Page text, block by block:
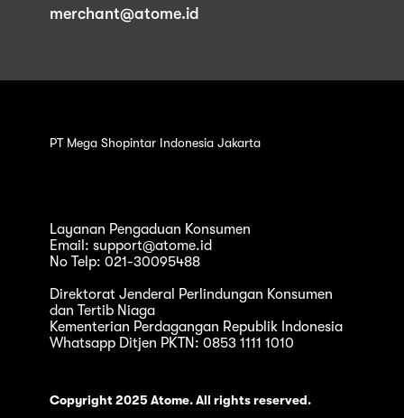
merchant@atome.id
PT Mega Shopintar Indonesia Jakarta
Layanan Pengaduan Konsumen
Email: support@atome.id
No Telp: 021-30095488
Direktorat Jenderal Perlindungan Konsumen
dan Tertib Niaga
Kementerian Perdagangan Republik Indonesia
Whatsapp Ditjen PKTN: 0853 1111 1010
Copyright 2025 Atome. All rights reserved.